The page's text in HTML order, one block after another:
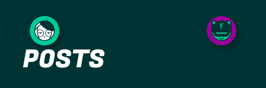
contenido
POSTS